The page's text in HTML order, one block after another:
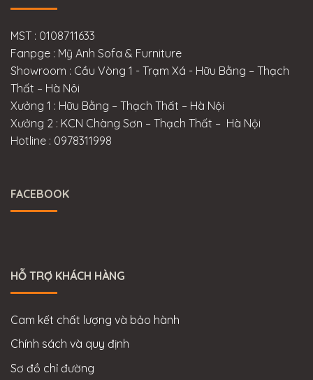
MST : 0108711633
Fanpge : Mỹ Anh Sofa & Furniture
Showroom : Cầu Vòng 1 - Trạm Xá - Hữu Bằng – Thạch
Thất – Hà Nôi
Xưởng 1 : Hữu Bằng – Thạch Thất – Hà Nội
Xưởng 2 : KCN Chàng Sơn – Thạch Thất – Hà Nội
Hotline : 0978311998
FACEBOOK
HỖ TRỢ KHÁCH HÀNG
Cam kết chất lượng và bảo hành
Chính sách và quy định
Sơ đồ chỉ đường